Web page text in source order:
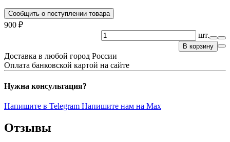
Сообщить о поступлении товара
900 ₽
шт.
В корзину
Доставка в любой город России
Оплата банковской картой на сайте
Нужна консультация?
Напишите в Telegram Напишите нам на Max
Отзывы